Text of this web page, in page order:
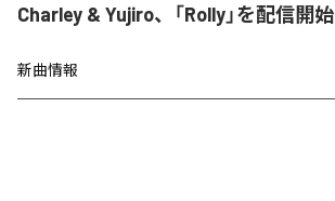
Charley & Yujiro、「Rolly」を配信開始
新曲情報